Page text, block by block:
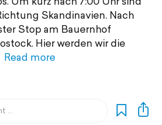
Skandinavien. Nach
Stop am Bauernhof
Hier werden wir die
Read more